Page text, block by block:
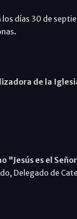
los días 30 de
de la
"Jesús es el
Delegado de